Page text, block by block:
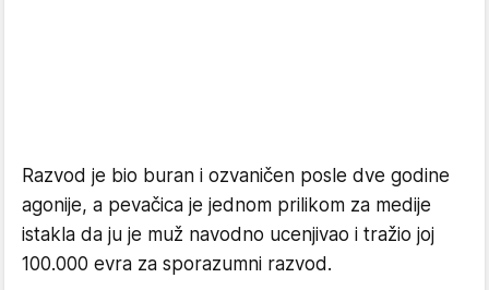
Razvod je bio buran i ozvaničen posle dve godine
agonije, a pevačica je jednom prilikom za medije
istakla da ju je muž navodno ucenjivao i tražio joj
100.000 evra za sporazumni razvod.